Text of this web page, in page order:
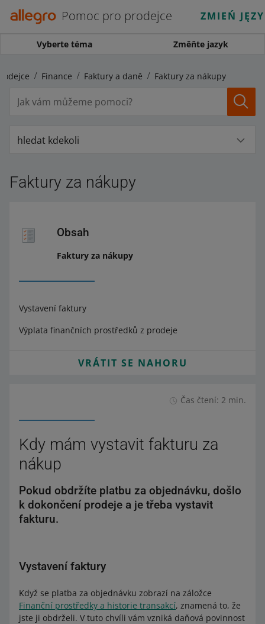
Pomoc pro prodejce ZMIEŃ
Vyberte téma Změňte jazyk
Finance Faktury a daně Faktury za nákupy
hledat kdekoli
Faktury za nákupy
Obsah
Faktury za nákupy
Vystavení faktury
Výplata finančních prostředků z prodeje
VRÁTIT SE NAHORU
Čas čtení: 2 min.
Kdy mám vystavit fakturu za
nákup
Pokud obdržíte platbu za objednávku, došlo
k dokončení prodeje a je třeba vystavit
fakturu.
Vystavení faktury
Když se platba za objednávku zobrazí na záložce
Finanční prostředky a historie transakcí, znamená to, že
jste ji obdrželi. V tuto chvíli vám vzniká daňová povinnost